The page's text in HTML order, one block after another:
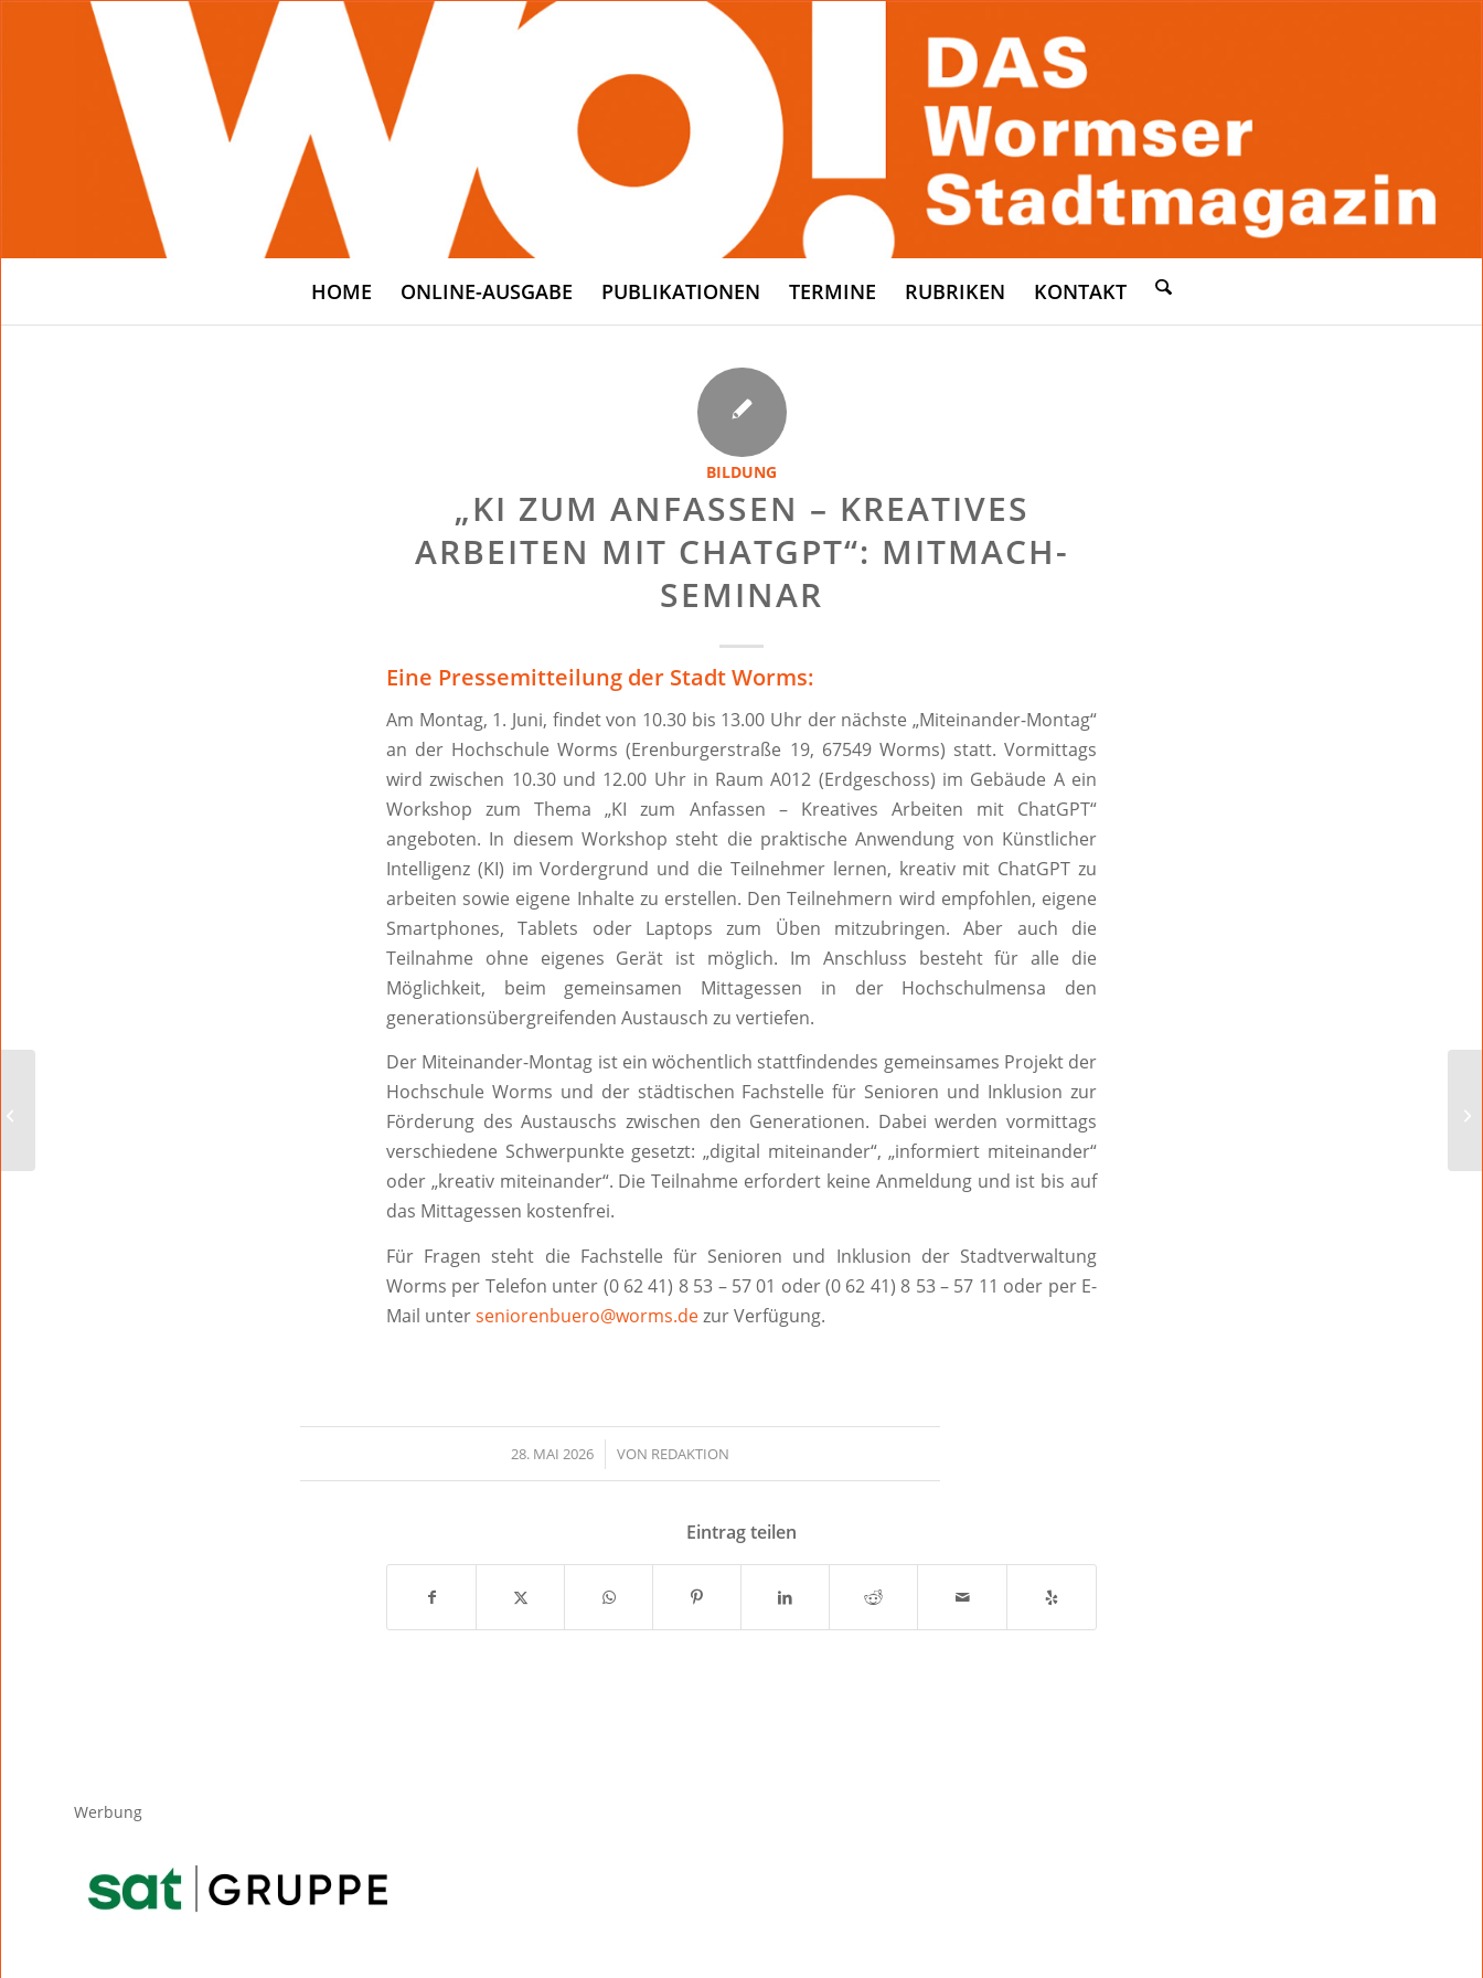
HOME ONLINE-AUSGABE PUBLIKATIONEN TERMINE RUBRIKEN KONTAKT
BILDUNG
„KI ZUM ANFASSEN – KREATIVES
ARBEITEN MIT CHATGPT“: MITMACH-
SEMINAR
Eine Pressemitteilung der Stadt Worms:
Am Montag, 1. Juni, findet von 10.30 bis 13.00 Uhr der nächste „Miteinander-Montag“
an der Hochschule Worms (Erenburgerstraße 19, 67549 Worms) statt. Vormittags
wird zwischen 10.30 und 12.00 Uhr in Raum A012 (Erdgeschoss) im Gebäude A ein
Workshop zum Thema „KI zum Anfassen – Kreatives Arbeiten mit ChatGPT“
angeboten. In diesem Workshop steht die praktische Anwendung von Künstlicher
Intelligenz (KI) im Vordergrund und die Teilnehmer lernen, kreativ mit ChatGPT zu
arbeiten sowie eigene Inhalte zu erstellen. Den Teilnehmern wird empfohlen, eigene
Smartphones, Tablets oder Laptops zum Üben mitzubringen. Aber auch die
Teilnahme ohne eigenes Gerät ist möglich. Im Anschluss besteht für alle die
Möglichkeit, beim gemeinsamen Mittagessen in der Hochschulmensa den
generationsübergreifenden Austausch zu vertiefen.
Der Miteinander-Montag ist ein wöchentlich stattfindendes gemeinsames Projekt der
Hochschule Worms und der städtischen Fachstelle für Senioren und Inklusion zur
Förderung des Austauschs zwischen den Generationen. Dabei werden vormittags
verschiedene Schwerpunkte gesetzt: „digital miteinander“, „informiert miteinander“
oder „kreativ miteinander“. Die Teilnahme erfordert keine Anmeldung und ist bis auf
das Mittagessen kostenfrei.
Für Fragen steht die Fachstelle für Senioren und Inklusion der Stadtverwaltung
Worms per Telefon unter (0 62 41) 8 53 – 57 01 oder (0 62 41) 8 53 – 57 11 oder per E-
Mail unterseniorenbuero@worms.dezur Verfügung.
28. MAI 2026
/ VON REDAKTION
Eintrag teilen
Werbung